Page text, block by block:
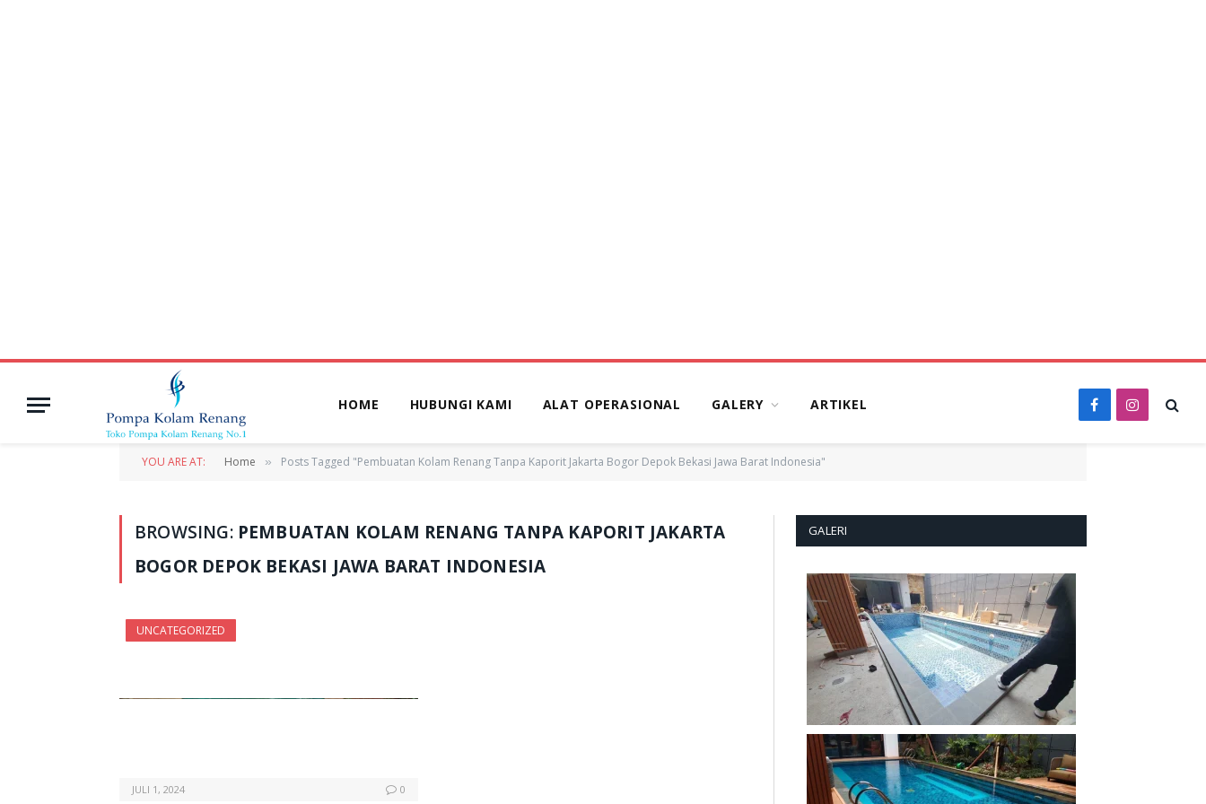
HOME HUBUNGI KAMI ALAT OPERASIONAL GALERY ARTIKEL FacebookInstagram
YOU ARE AT: Home » Posts Tagged "Pembuatan Kolam Renang Tanpa Kaporit Jakarta Bogor Depok Bekasi Jawa Barat Indonesia"
BROWSING: PEMBUATAN KOLAM RENANG TANPA KAPORIT JAKARTA
BOGOR DEPOK BEKASI JAWA BARAT INDONESIA
UNCATEGORIZED
JULI 1, 2024 0
GALERI